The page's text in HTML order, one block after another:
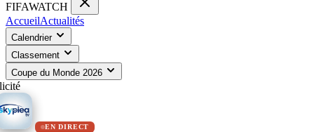
FIFAWATCH
AccueilActualités
Calendrier
Classement
Coupe du Monde 2026
EN DIRECT